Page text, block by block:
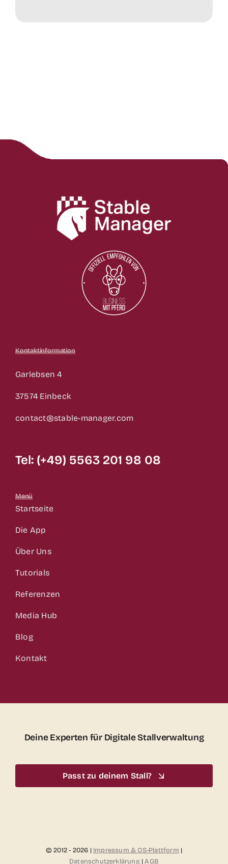
Kontaktinformation
Garlebsen 4
37574 Einbeck
contact@stable-manager.com
Tel: (+49) 5563 201 98 08
Menü
Startseite
Die App
Über Uns
Tutorials
Referenzen
Media Hub
Blog
Kontakt
Deine Experten für Digitale Stallverwaltung
Passt zu deinem Stall?
© 2012 - 2026 | Impressum & OS-Plattform |
Datenschutzerklärung |AGB